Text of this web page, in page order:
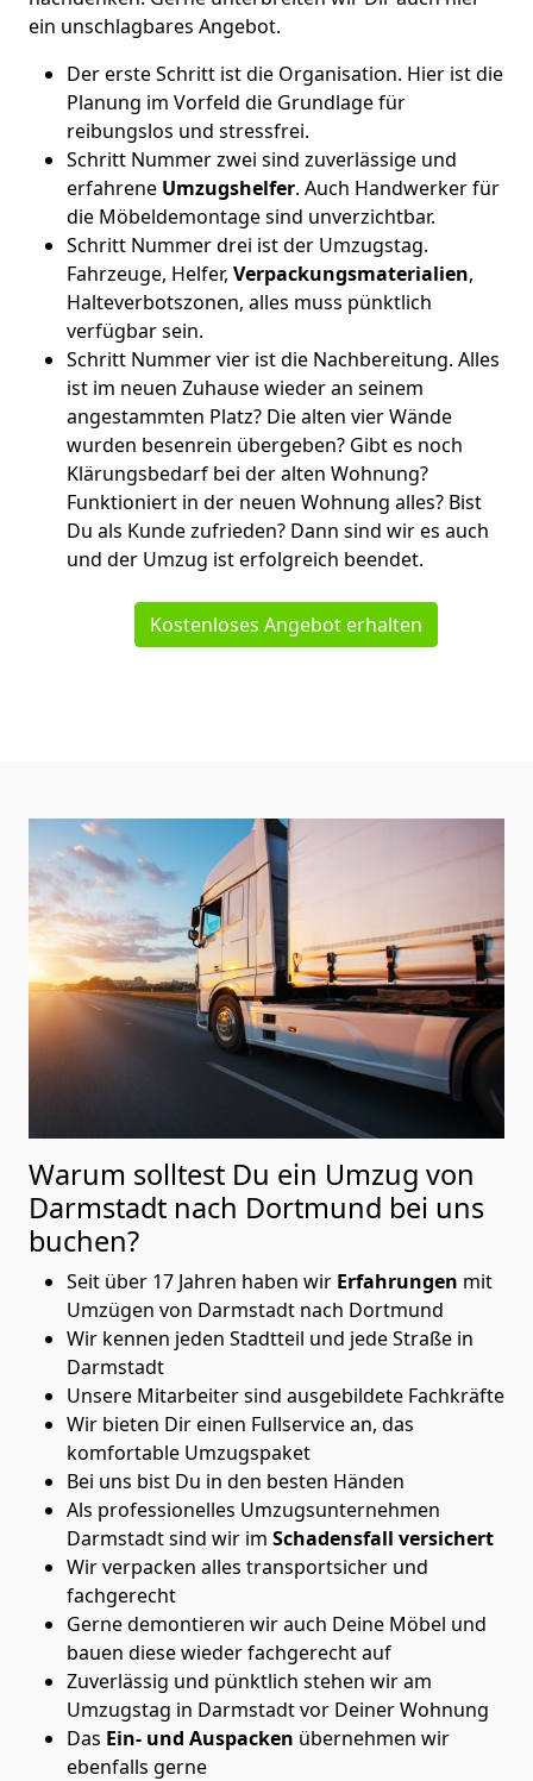
ein unschlagbares Angebot.
Der erste Schritt ist die Organisation. Hier ist die
Planung im Vorfeld die Grundlage für
reibungslos und stressfrei.
Schritt Nummer zwei sind zuverlässige und
erfahrene Umzugshelfer. Auch Handwerker für
die Möbeldemontage sind unverzichtbar.
Schritt Nummer drei ist der Umzugstag.
Fahrzeuge, Helfer, Verpackungsmaterialien,
Halteverbotszonen, alles muss pünktlich
verfügbar sein.
Schritt Nummer vier ist die Nachbereitung. Alles
ist im neuen Zuhause wieder an seinem
angestammten Platz? Die alten vier Wände
wurden besenrein übergeben? Gibt es noch
Klärungsbedarf bei der alten Wohnung?
Funktioniert in der neuen Wohnung alles? Bist
Du als Kunde zufrieden? Dann sind wir es auch
und der Umzug ist erfolgreich beendet.
Kostenloses Angebot erhalten
Warum solltest Du ein Umzug von
Darmstadt nach Dortmund bei uns
buchen?
Seit über 17 Jahren haben wir Erfahrungen mit
Umzügen von Darmstadt nach Dortmund
Wir kennen jeden Stadtteil und jede Straße in
Darmstadt
Unsere Mitarbeiter sind ausgebildete Fachkräfte
Wir bieten Dir einen Fullservice an, das
komfortable Umzugspaket
Bei uns bist Du in den besten Händen
Als professionelles Umzugsunternehmen
Darmstadt sind wir im Schadensfall versichert
Wir verpacken alles transportsicher und
fachgerecht
Gerne demontieren wir auch Deine Möbel und
bauen diese wieder fachgerecht auf
Zuverlässig und pünktlich stehen wir am
Umzugstag in Darmstadt vor Deiner Wohnung
Das Ein- und Auspacken übernehmen wir
ebenfalls gerne